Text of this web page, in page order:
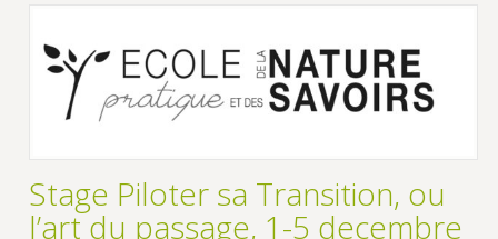
Stage Piloter sa Transition, ou
l’art du passage, 1-5 decembre